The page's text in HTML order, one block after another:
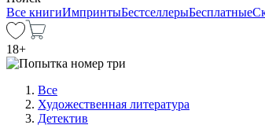
Все книгиИмпринтыБестселлерыБесплатные
18+
Все
Художественная литература
Детектив